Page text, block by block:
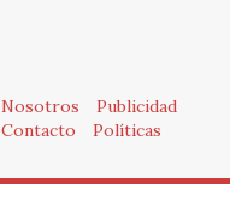
Nosotros
Publicidad
Contacto
Políticas